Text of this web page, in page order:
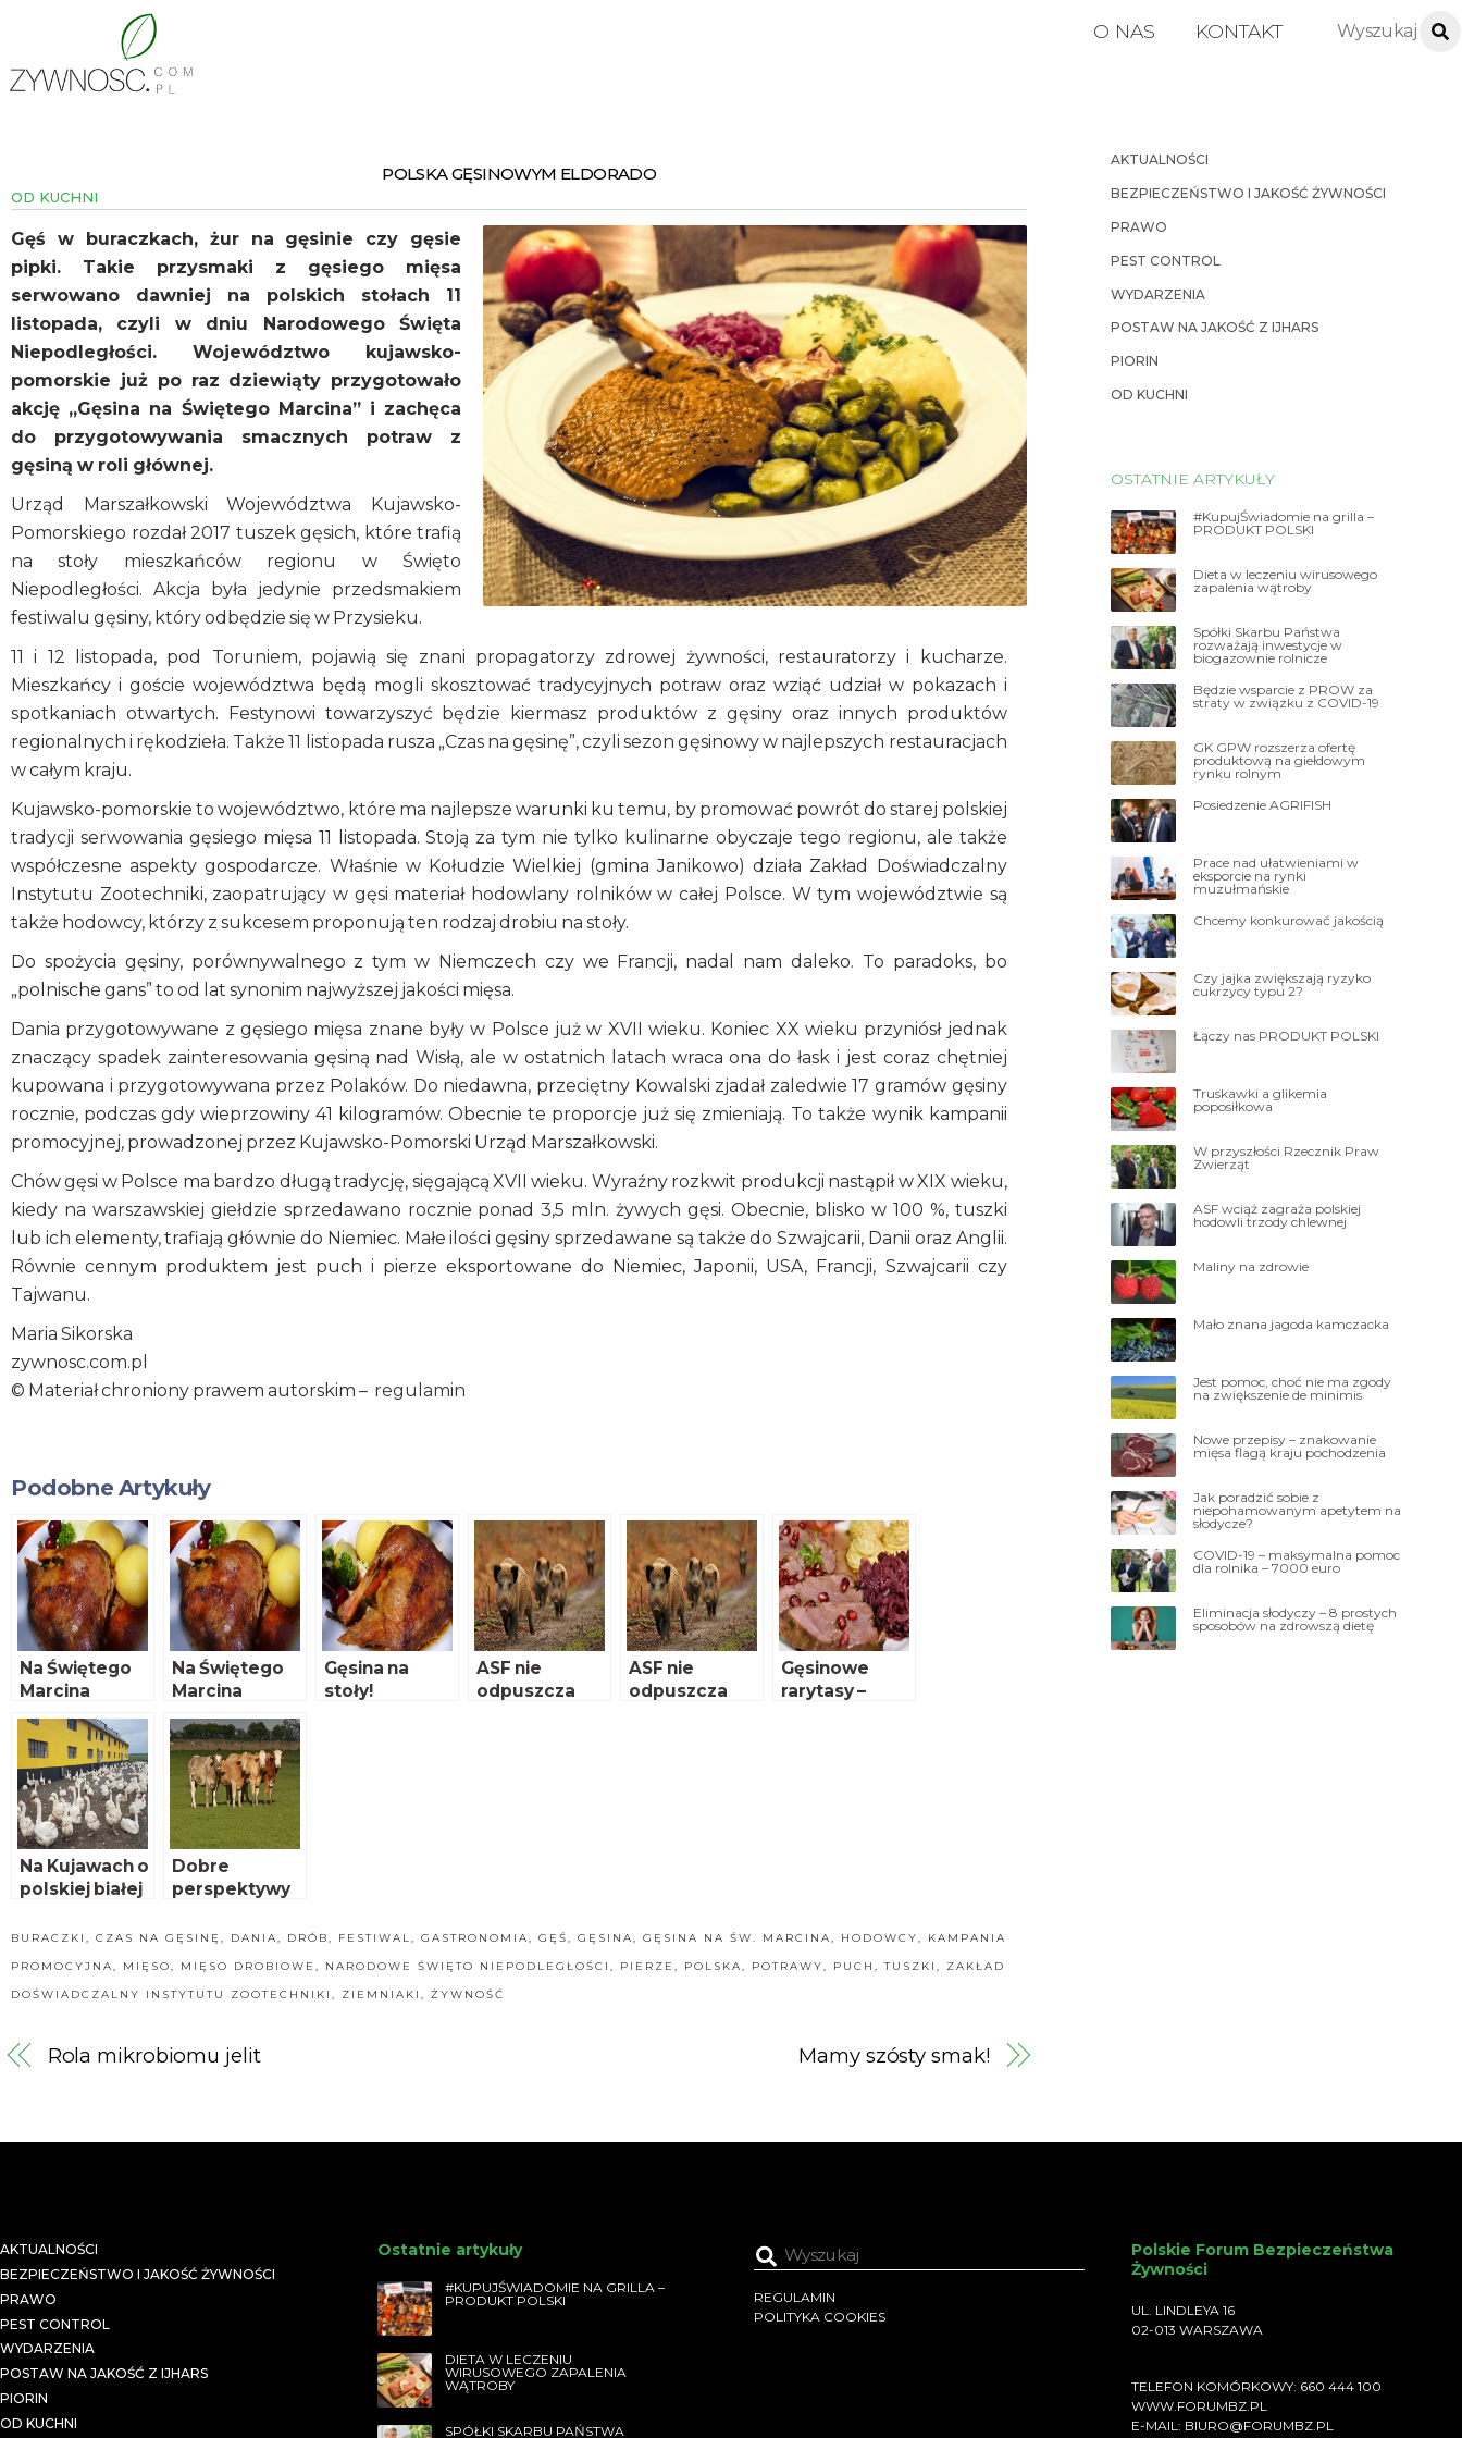
O NAS KONTAKT
POLSKA GĘSINOWYM ELDORADO
OD KUCHNI
Gęś w buraczkach, żur na gęsinie czy gęsie
pipki. Takie przysmaki z gęsiego mięsa
serwowano dawniej na polskich stołach 11
listopada, czyli w dniu Narodowego Święta
Niepodległości. Województwo kujawsko-
pomorskie już po raz dziewiąty przygotowało
akcję „Gęsina na Świętego Marcina” i zachęca
do przygotowywania smacznych potraw z
gęsiną w roli głównej.
Urząd Marszałkowski Województwa Kujawsko-
Pomorskiego rozdał 2017 tuszek gęsich, które trafią
na stoły mieszkańców regionu w Święto
Niepodległości. Akcja była jedynie przedsmakiem
festiwalu gęsiny, który odbędzie się w Przysieku.
11 i 12 listopada, pod Toruniem, pojawią się znani propagatorzy zdrowej żywności, restauratorzy i kucharze.
Mieszkańcy i goście województwa będą mogli skosztować tradycyjnych potraw oraz wziąć udział w pokazach i
spotkaniach otwartych. Festynowi towarzyszyć będzie kiermasz produktów z gęsiny oraz innych produktów
regionalnych i rękodzieła. Także 11 listopada rusza „Czas na gęsinę”, czyli sezon gęsinowy w najlepszych restauracjach
w całym kraju.
Kujawsko-pomorskie to województwo, które ma najlepsze warunki ku temu, by promować powrót do starej polskiej
tradycji serwowania gęsiego mięsa 11 listopada. Stoją za tym nie tylko kulinarne obyczaje tego regionu, ale także
współczesne aspekty gospodarcze. Właśnie w Kołudzie Wielkiej (gmina Janikowo) działa Zakład Doświadczalny
Instytutu Zootechniki, zaopatrujący w gęsi materiał hodowlany rolników w całej Polsce. W tym województwie są
także hodowcy, którzy z sukcesem proponują ten rodzaj drobiu na stoły.
Do spożycia gęsiny, porównywalnego z tym w Niemczech czy we Francji, nadal nam daleko. To paradoks, bo
„polnische gans” to od lat synonim najwyższej jakości mięsa.
Dania przygotowywane z gęsiego mięsa znane były w Polsce już w XVII wieku. Koniec XX wieku przyniósł jednak
znaczący spadek zainteresowania gęsiną nad Wisłą, ale w ostatnich latach wraca ona do łask i jest coraz chętniej
kupowana i przygotowywana przez Polaków. Do niedawna, przeciętny Kowalski zjadał zaledwie 17 gramów gęsiny
rocznie, podczas gdy wieprzowiny 41 kilogramów. Obecnie te proporcje już się zmieniają. To także wynik kampanii
promocyjnej, prowadzonej przez Kujawsko-Pomorski Urząd Marszałkowski.
Chów gęsi w Polsce ma bardzo długą tradycję, sięgającą XVII wieku. Wyraźny rozkwit produkcji nastąpił w XIX wieku,
kiedy na warszawskiej giełdzie sprzedawano rocznie ponad 3,5 mln. żywych gęsi. Obecnie, blisko w 100 %, tuszki
lub ich elementy, trafiają głównie do Niemiec. Małe ilości gęsiny sprzedawane są także do Szwajcarii, Danii oraz Anglii.
Równie cennym produktem jest puch i pierze eksportowane do Niemiec, Japonii, USA, Francji, Szwajcarii czy
Tajwanu.
Maria Sikorska
zywnosc.com.pl
© Materiał chroniony prawem autorskim – regulamin
Podobne Artykuły
Na Świętego
Marcina
najlepsza jest
gęsina!
Na Świętego
Marcina
najlepsza jest
gęsina!
Gęsina na
stoły!
ASF nie
odpuszcza
ASF nie
odpuszcza
Gęsinowe
rarytasy –
Na Kujawach o
polskiej białej
Dobre
perspektywy
popytu na
mięso
BURACZKI , CZAS NA GĘSINĘ , DANIA, DRÓB, FESTIWAL, GASTRONOMIA, GĘŚ, GĘSINA, GĘSINA NA ŚW. MARCINA, HODOWCY, KAMPANIA
PROMOCYJNA, MIĘSO, MIĘSO DROBIOWE , NARODOWE ŚWIĘTO NIEPODLEGŁOŚCI , PIERZE , POLSKA, POTRAWY, PUCH ,TUSZKI , ZAKŁAD
DOŚWIADCZALNY INSTYTUTU ZOOTECHNIKI , ZIEMNIAKI , ŻYWNOŚĆ
Rola mikrobiomu jelit Mamy szósty smak!
AKTUALNOŚCI
BEZPIECZEŃSTWO I JAKOŚĆ ŻYWNOŚCI
PRAWO
PEST CONTROL
WYDARZENIA
POSTAW NA JAKOŚĆ Z IJHARS
PIORIN
OD KUCHNI
OSTATNIE ARTYKUŁY
#KupujŚwiadomie na grilla –
PRODUKT POLSKI
Dieta w leczeniu wirusowego
zapalenia wątroby
Spółki Skarbu Państwa
rozważają inwestycje w
biogazownie rolnicze
Będzie wsparcie z PROW za
straty w związku z COVID-19
GK GPW rozszerza ofertę
produktową na giełdowym
rynku rolnym
Posiedzenie AGRIFISH
Prace nad ułatwieniami w
eksporcie na rynki
muzułmańskie
Chcemy konkurować jakością
Czy jajka zwiększają ryzyko
cukrzycy typu 2?
Łączy nas PRODUKT POLSKI
Truskawki a glikemia
poposiłkowa
W przyszłości Rzecznik Praw
Zwierząt
ASF wciąż zagraża polskiej
hodowli trzody chlewnej
Maliny na zdrowie
Mało znana jagoda kamczacka
Jest pomoc, choć nie ma zgody
na zwiększenie de minimis
Nowe przepisy – znakowanie
mięsa flagą kraju pochodzenia
Jak poradzić sobie z
niepohamowanym apetytem na
słodycze?
COVID-19 – maksymalna pomoc
dla rolnika – 7000 euro
Eliminacja słodyczy – 8 prostych
sposobów na zdrowszą dietę
AKTUALNOŚCI
BEZPIECZEŃSTWO I JAKOŚĆ ŻYWNOŚCI
PRAWO
PEST CONTROL
WYDARZENIA
POSTAW NA JAKOŚĆ Z IJHARS
PIORIN
OD KUCHNI
Ostatnie artykuły
#KUPUJŚWIADOMIE NA GRILLA –
PRODUKT POLSKI
DIETA W LECZENIU
WIRUSOWEGO ZAPALENIA
WĄTROBY
SPÓŁKI SKARBU PAŃSTWA
REGULAMIN
POLITYKA COOKIES
Polskie Forum Bezpieczeństwa
Żywności
UL. LINDLEYA 16
02-013 WARSZAWA
TELEFON KOMÓRKOWY: 660 444 100
WWW.FORUMBZ.PL
E-MAIL: BIURO@FORUMBZ.PL